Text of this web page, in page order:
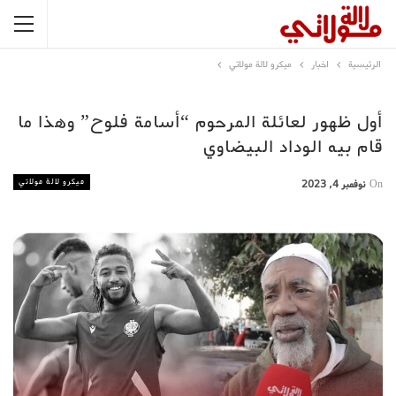
الرئيسية اخبار ميكرو لالة مولاتي
أول ظهور لعائلة المرحوم “أسامة فلوح” وهذا ما
قام بيه الوداد البيضاوي
ميكرو لالة مولاتي On نوفمبر 4, 2023